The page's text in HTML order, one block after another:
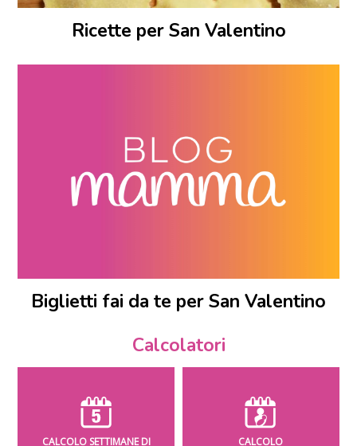
Ricette per San Valentino
Biglietti fai da te per San Valentino
Calcolatori
CALCOLO SETTIMANE DI CALCOLO